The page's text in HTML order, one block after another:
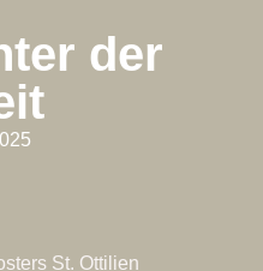
der